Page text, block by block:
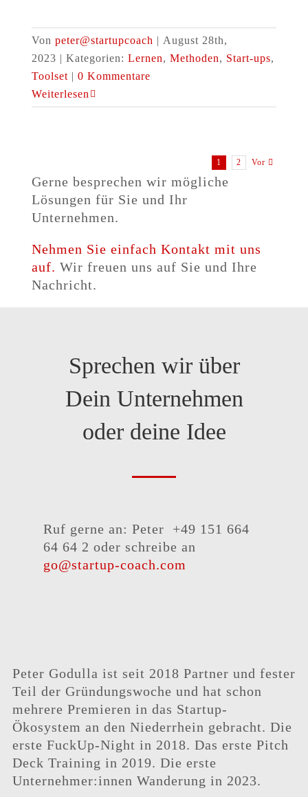
Von peter@startupcoach | August 28th,
2023 | Kategorien: Lernen, Methoden, Start-ups,
Toolset | 0 Kommentare
Weiterlesen
1 2 Vor
Gerne besprechen wir mögliche
Lösungen für Sie und Ihr
Unternehmen.
Nehmen Sie einfach Kontakt mit uns
auf. Wir freuen uns auf Sie und Ihre
Nachricht.
Sprechen wir über
Dein Unternehmen
oder deine Idee
Ruf gerne an: Peter +49 151 664
64 64 2 oder schreibe an
go@startup-coach.com
Peter Godulla ist seit 2018 Partner und fester
Teil der Gründungswoche und hat schon
mehrere Premieren in das Startup-
Ökosystem an den Niederrhein gebracht. Die
erste FuckUp-Night in 2018. Das erste Pitch
Deck Training in 2019. Die erste
Unternehmer:innen Wanderung in 2023.